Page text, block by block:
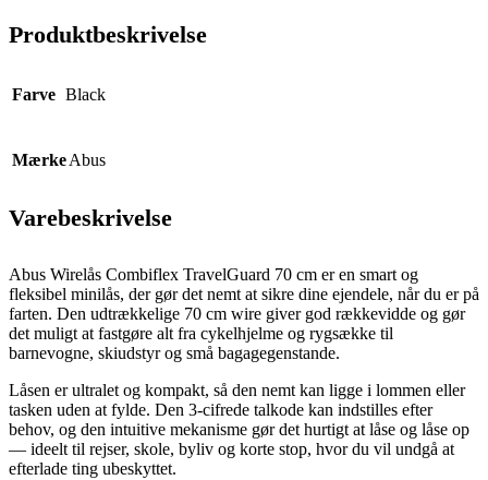
Produktbeskrivelse
Farve Black
MærkeAbus
Varebeskrivelse
Abus Wirelås Combiflex TravelGuard 70 cm er en smart og
fleksibel minilås, der gør det nemt at sikre dine ejendele, når du er på
farten. Den udtrækkelige 70 cm wire giver god rækkevidde og gør
det muligt at fastgøre alt fra cykelhjelme og rygsække til
barnevogne, skiudstyr og små bagagegenstande.
Låsen er ultralet og kompakt, så den nemt kan ligge i lommen eller
tasken uden at fylde. Den 3‑cifrede talkode kan indstilles efter
behov, og den intuitive mekanisme gør det hurtigt at låse og låse op
— ideelt til rejser, skole, byliv og korte stop, hvor du vil undgå at
efterlade ting ubeskyttet.